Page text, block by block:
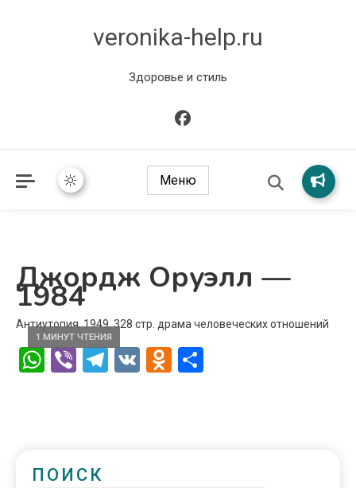
veronika-help.ru
Здоровье и стиль
Меню
Джордж Оруэлл —
1984
1 МИНУТ ЧТЕНИЯ
Антиутопия, 1949, 328 стр. драма человеческих отношений
WhatsApp
ViberTelegram
VK Odnoklassniki
ПОИСК